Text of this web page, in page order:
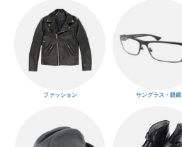
ファッション サングラス・眼鏡